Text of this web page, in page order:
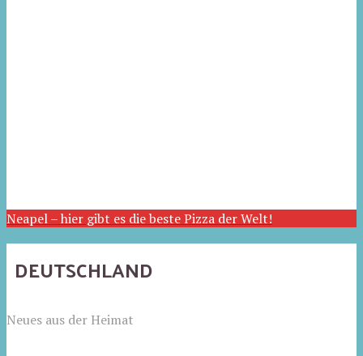
Neapel – hier gibt es die beste Pizza der Welt!
DEUTSCHLAND
Neues aus der Heimat